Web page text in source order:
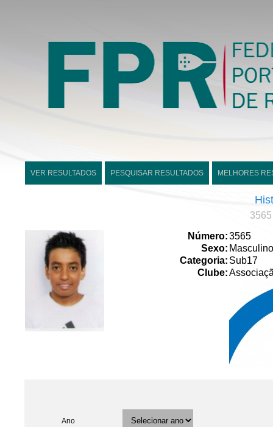
VER RESULTADOS PESQUISAR RESULTADOS MELHORES
Número:3565
Sexo: Masculino
Categoria: Sub17
Clube:
Ano